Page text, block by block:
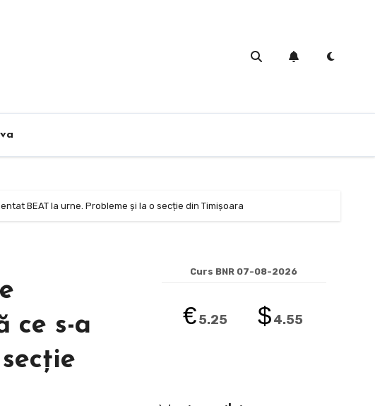
BEAT la urne. Probleme și la o secție din Timișoara
ce s-a
Curs BNR 07-08-2026
€5.25 $4.55